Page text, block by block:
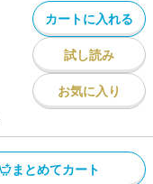
カートに入れる
試し読み
お気に入り
まとめてカート